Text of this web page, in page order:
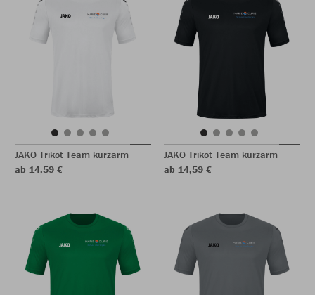
JAKO Trikot Team kurzarm
ab 14,59 €
JAKO Trikot Team kurzarm
ab 14,59 €